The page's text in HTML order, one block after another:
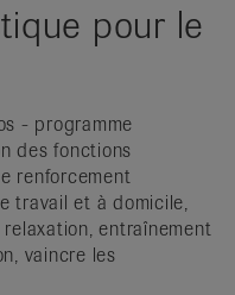
pour le
- programme
des fonctions
renforcement
travail et à domicile,
entraînement
vaincre les